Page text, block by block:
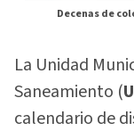
Decenas de
La Unidad
Saneamiento (
calendario de